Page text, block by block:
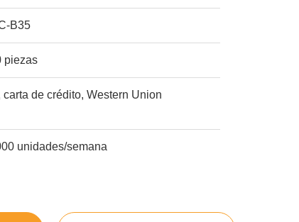
B35
piezas
carta de crédito, Western Union
unidades/semana